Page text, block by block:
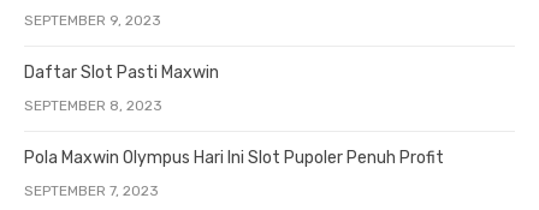
SEPTEMBER 9, 2023
Daftar Slot Pasti Maxwin
SEPTEMBER 8, 2023
Pola Maxwin Olympus Hari Ini Slot Pupoler Penuh Profit
SEPTEMBER 7, 2023